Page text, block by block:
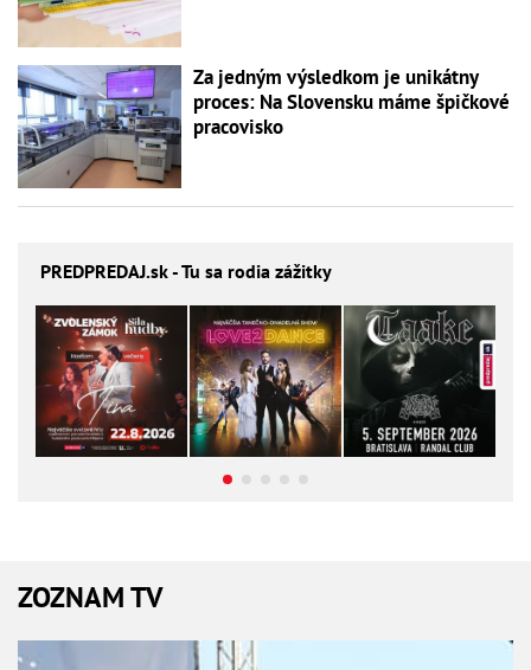
Za jedným výsledkom je unikátny
proces: Na Slovensku máme špičkové
pracovisko
PREDPREDAJ.sk - Tu sa rodia zážitky
ZOZNAM TV